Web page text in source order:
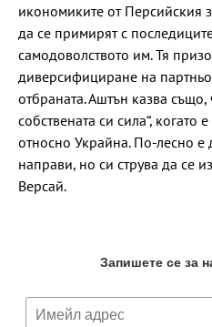
икономиките от Персийския
да се примирят с
самодоволството им. Тя
диверсифициране на
отбраната. Аштън казва също,
собствената си сила“, когато
относно Украйна. По-лесно е
направи, но си струва да се
Версай.